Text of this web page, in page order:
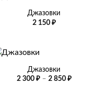
Джазовки
2 150 ₽
Джазовки
2 300 ₽ – 2 850 ₽